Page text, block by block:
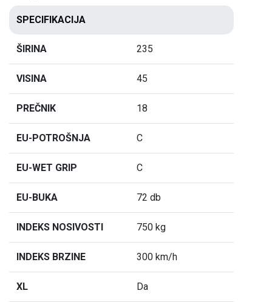
SPECIFIKACIJA
ŠIRINA 235
VISINA 45
PREČNIK 18
EU-POTROŠNJA C
EU-WET GRIP C
EU-BUKA 72 db
INDEKS NOSIVOSTI 750 kg
INDEKS BRZINE 300 km/h
XL Da